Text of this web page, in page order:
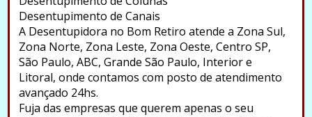
Desentupimento de Canais
A Desentupidora no Bom Retiro atende a Zona Sul,
Zona Norte, Zona Leste, Zona Oeste, Centro SP,
São Paulo, ABC, Grande São Paulo, Interior e
Litoral, onde contamos com posto de atendimento
avançado 24hs.
Fuja das empresas que querem apenas o seu